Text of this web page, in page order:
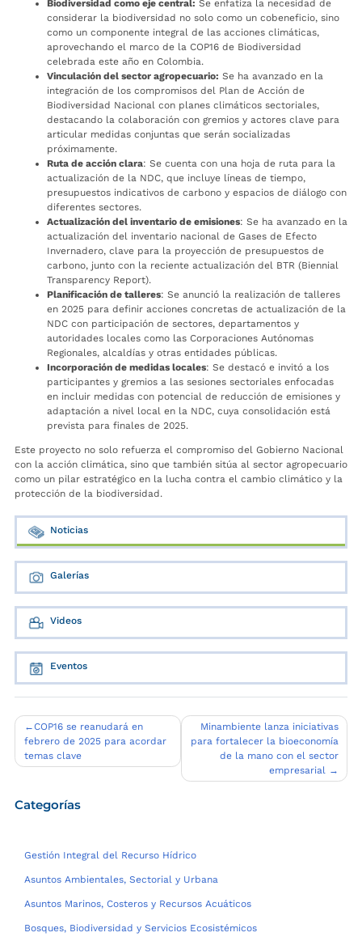
Biodiversidad como eje central: Se enfatiza la necesidad de
considerar la biodiversidad no solo como un cobeneficio, sino
como un componente integral de las acciones climáticas,
aprovechando el marco de la COP16 de Biodiversidad
celebrada este año en Colombia.
Vinculación del sector agropecuario: Se ha avanzado en la
integración de los compromisos del Plan de Acción de
Biodiversidad Nacional con planes climáticos sectoriales,
destacando la colaboración con gremios y actores clave para
articular medidas conjuntas que serán socializadas
próximamente.
Ruta de acción clara: Se cuenta con una hoja de ruta para la
actualización de la NDC, que incluye líneas de tiempo,
presupuestos indicativos de carbono y espacios de diálogo con
diferentes sectores.
Actualización del inventario de emisiones: Se ha avanzado en la
actualización del inventario nacional de Gases de Efecto
Invernadero, clave para la proyección de presupuestos de
carbono, junto con la reciente actualización del BTR (Biennial
Transparency Report).
Planificación de talleres: Se anunció la realización de talleres
en 2025 para definir acciones concretas de actualización de la
NDC con participación de sectores, departamentos y
autoridades locales como las Corporaciones Autónomas
Regionales, alcaldías y otras entidades públicas.
Incorporación de medidas locales: Se destacó e invitó a los
participantes y gremios a las sesiones sectoriales enfocadas
en incluir medidas con potencial de reducción de emisiones y
adaptación a nivel local en la NDC, cuya consolidación está
prevista para finales de 2025.
Este proyecto no solo refuerza el compromiso del Gobierno Nacional
con la acción climática, sino que también sitúa al sector agropecuario
como un pilar estratégico en la lucha contra el cambio climático y la
protección de la biodiversidad.
Noticias
Galerías
Videos
Eventos
Navegación
de
entradas
COP16 se reanudará en
febrero de 2025 para acordar
temas clave
Minambiente lanza iniciativas
para fortalecer la bioeconomía
de la mano con el sector
empresarial
Categorías
Gestión Integral del Recurso Hídrico
Asuntos Ambientales, Sectorial y Urbana
Asuntos Marinos, Costeros y Recursos Acuáticos
Bosques, Biodiversidad y Servicios Ecosistémicos